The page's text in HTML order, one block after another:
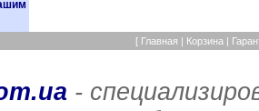
[ Главная | Корзина |
-